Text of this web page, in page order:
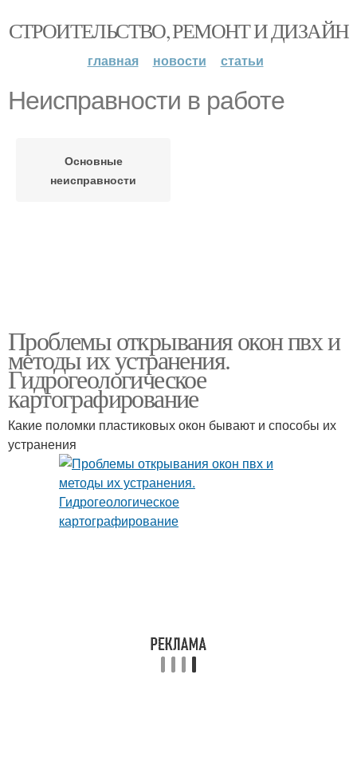
СТРОИТЕЛЬСТВО, РЕМОНТ И ДИЗАЙН
главная новости статьи
Неисправности в работе
Основные
неисправности
Проблемы открывания окон пвх и
методы их устранения.
Гидрогеологическое
картографирование
Какие поломки пластиковых окон бывают и способы их
устранения